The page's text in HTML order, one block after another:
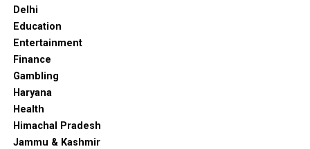
Delhi
Education
Entertainment
Finance
Gambling
Haryana
Health
Himachal Pradesh
Jammu & Kashmir